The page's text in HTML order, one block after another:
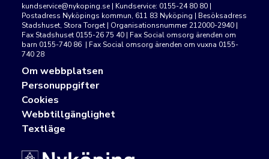
kundservice@nykoping.se | Kundservice: 0155-24 80 80 |
Postadress Nyköpings kommun, 611 83 Nyköping | Besöksadress
Stadshuset, Stora Torget | Organisationsnummer 212000-2940 |
Fax Stadshuset 0155-26 75 40 | Fax Social omsorg ärenden om
barn 0155-740 86 | Fax Social omsorg ärenden om vuxna 0155-
740 28
Om webbplatsen
Personuppgifter
Cookies
Webbtillgänglighet
Textläge